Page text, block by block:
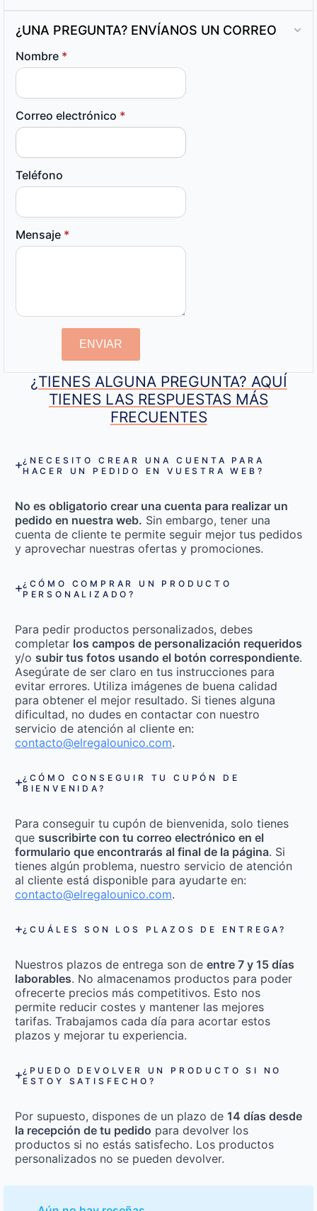
¿UNA PREGUNTA? ENVÍANOS UN CORREO
Nombre *
Correo electrónico *
Teléfono
Mensaje *
ENVIAR
¿TIENES ALGUNA PREGUNTA? AQUÍ
TIENES LAS RESPUESTAS MÁS
FRECUENTES
¿NECESITO CREAR UNA CUENTA PARA
HACER UN PEDIDO EN VUESTRA WEB?
No es obligatorio crear una cuenta para realizar un
pedido en nuestra web. Sin embargo, tener una
cuenta de cliente te permite seguir mejor tus pedidos
y aprovechar nuestras ofertas y promociones.
¿CÓMO COMPRAR UN PRODUCTO
PERSONALIZADO?
Para pedir productos personalizados, debes
completar los campos de personalización requeridos
y/o subir tus fotos usando el botón correspondiente.
Asegúrate de ser claro en tus instrucciones para
evitar errores. Utiliza imágenes de buena calidad
para obtener el mejor resultado. Si tienes alguna
dificultad, no dudes en contactar con nuestro
servicio de atención al cliente en:
contacto@elregalounico.com.
¿CÓMO CONSEGUIR TU CUPÓN DE
BIENVENIDA?
Para conseguir tu cupón de bienvenida, solo tienes
que suscribirte con tu correo electrónico en el
formulario que encontrarás al final de la página. Si
tienes algún problema, nuestro servicio de atención
al cliente está disponible para ayudarte en:
contacto@elregalounico.com.
¿CUÁLES SON LOS PLAZOS DE ENTREGA?
Nuestros plazos de entrega son de entre 7 y 15 días
laborables. No almacenamos productos para poder
ofrecerte precios más competitivos. Esto nos
permite reducir costes y mantener las mejores
tarifas. Trabajamos cada día para acortar estos
plazos y mejorar tu experiencia.
¿PUEDO DEVOLVER UN PRODUCTO SI NO
ESTOY SATISFECHO?
Por supuesto, dispones de un plazo de 14 días desde
la recepción de tu pedido para devolver los
productos si no estás satisfecho. Los productos
personalizados no se pueden devolver.